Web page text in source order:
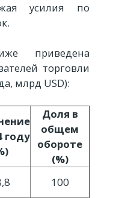
усилия по
приведена
торговли
млрд USD):
году
Доля в
общем
обороте
(%)
100